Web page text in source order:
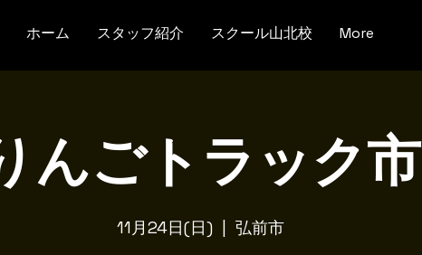
ホーム スタッフ紹介 スクール山北校 More
んごトラック市
11月24日(日)
  |
弘前市